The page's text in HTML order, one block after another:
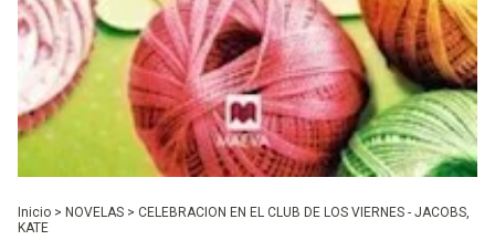
Inicio > NOVELAS > CELEBRACION EN EL CLUB DE LOS VIERNES - JACOBS,
KATE